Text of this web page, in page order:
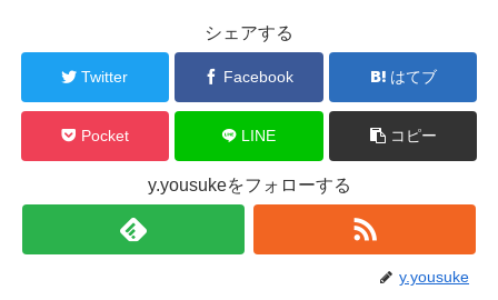
シェアする
Twitter Facebook はてブ
Pocket LINE コピー
y.yousukeをフォローする
y.yousuke